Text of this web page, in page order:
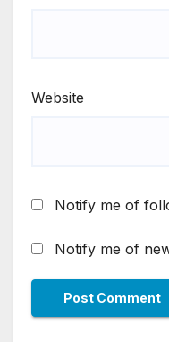
Website
Notify me of
Notify me of